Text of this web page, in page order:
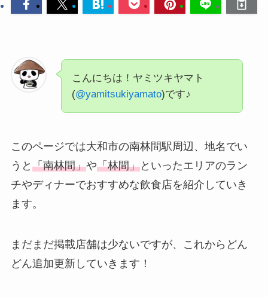
こんにちは！ヤミツキヤマト
(@yamitsukiyamato)です♪
このページでは大和市の南林間駅周辺、地名でい
うと 「南林間」や「林間」といったエリアのラン
チやディナーでおすすめな飲食店を紹介していき
ます。
まだまだ掲載店舗は少ないですが、これからどん
どん追加更新していきます！